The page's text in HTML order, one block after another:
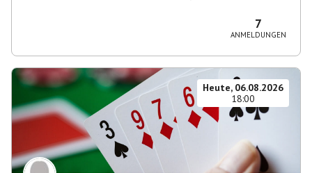
7
ANMELDUNGEN
Heute, 06.08.2026
18:00